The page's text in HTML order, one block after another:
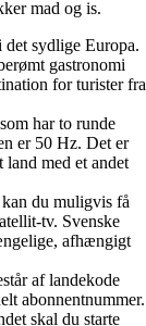
mad og is.
sydlige Europa.
gastronomi
for turister fra
har to runde
er 50 Hz. Det er
land med et andet
du muligvis få
tv. Svenske
afhængigt
af landekode
abonnentnummer.
skal du starte